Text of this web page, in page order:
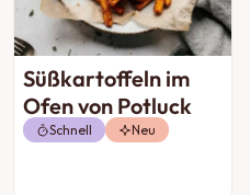
Süßkartoffeln im
Ofen von Potluck
Schnell Neu